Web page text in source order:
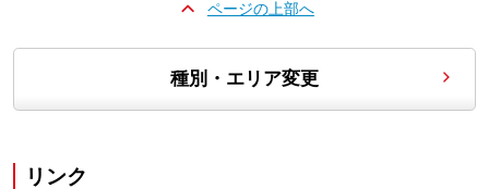
ページの上部へ
種別・エリア変更
リンク